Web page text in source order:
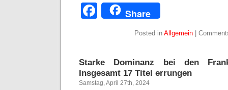
Facebook
Share
Posted in Allgemein|
Starke Dominanz bei den
Insgesamt 17 Titel errungen
Samstag, April 27th, 2024